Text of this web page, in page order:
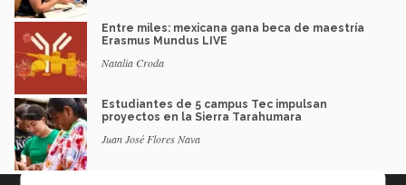
Entre miles: mexicana gana beca de maestría
Erasmus Mundus LIVE
Natalia Croda
Estudiantes de 5 campus Tec impulsan
proyectos en la Sierra Tarahumara
Juan José Flores Nava